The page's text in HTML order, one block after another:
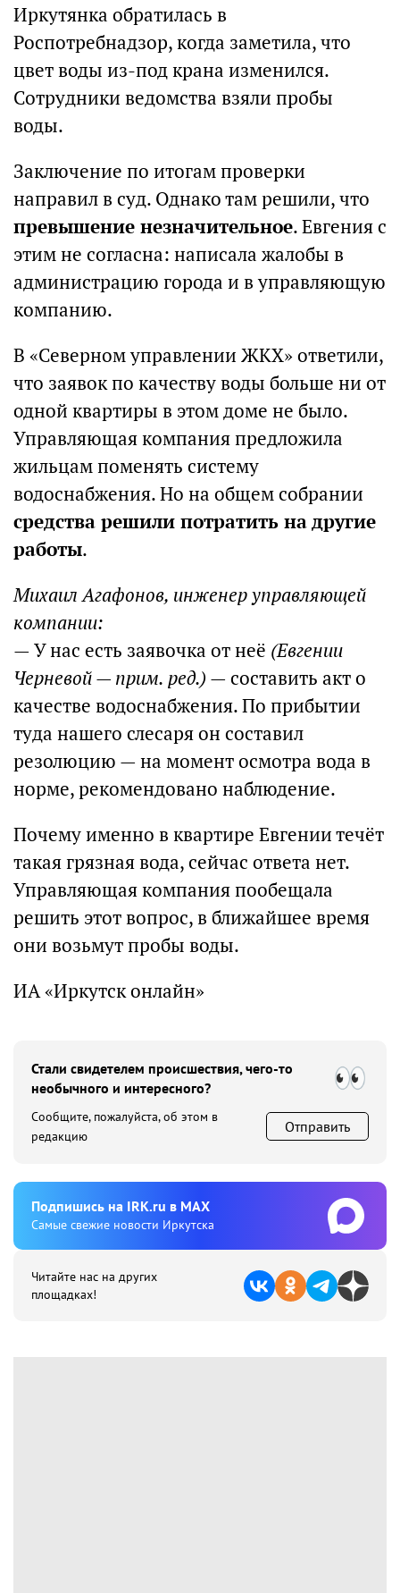
Иркутянка обратилась в
Роспотребнадзор, когда заметила, что
цвет воды из-под крана изменился.
Сотрудники ведомства взяли пробы
воды.
Заключение по итогам проверки
направил в суд. Однако там решили, что
превышение незначительное. Евгения с
этим не согласна: написала жалобы в
администрацию города и в управляющую
компанию.
В «Северном управлении ЖКХ» ответили,
что заявок по качеству воды больше ни от
одной квартиры в этом доме не было.
Управляющая компания предложила
жильцам поменять систему
водоснабжения. Но на общем собрании
средства решили потратить на другие
работы.
Михаил Агафонов, инженер управляющей
компании:
— У нас есть заявочка от неё (Евгении
Черневой — прим. ред.) — составить акт о
качестве водоснабжения. По прибытии
туда нашего слесаря он составил
резолюцию — на момент осмотра вода в
норме, рекомендовано наблюдение.
Почему именно в квартире Евгении течёт
такая грязная вода, сейчас ответа нет.
Управляющая компания пообещала
решить этот вопрос, в ближайшее время
они возьмут пробы воды.
ИА «Иркутск онлайн»
Стали свидетелем происшествия, чего-то
необычного и интересного?
Сообщите, пожалуйста, об этом в
редакцию
Отправить
Подпишиcь на IRK.ru в MAX
Cамые свежие новости Иркутска
Читайте нас на других
площадках!